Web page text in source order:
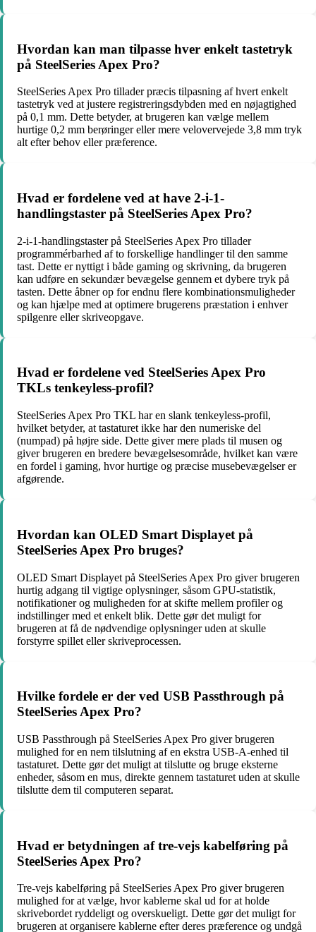
Hvordan kan man tilpasse hver enkelt tastetryk
på SteelSeries Apex Pro?
SteelSeries Apex Pro tillader præcis tilpasning af hvert enkelt
tastetryk ved at justere registreringsdybden med en nøjagtighed
på 0,1 mm. Dette betyder, at brugeren kan vælge mellem
hurtige 0,2 mm berøringer eller mere velovervejede 3,8 mm tryk
alt efter behov eller præference.
Hvad er fordelene ved at have 2-i-1-
handlingstaster på SteelSeries Apex Pro?
2-i-1-handlingstaster på SteelSeries Apex Pro tillader
programmérbarhed af to forskellige handlinger til den samme
tast. Dette er nyttigt i både gaming og skrivning, da brugeren
kan udføre en sekundær bevægelse gennem et dybere tryk på
tasten. Dette åbner op for endnu flere kombinationsmuligheder
og kan hjælpe med at optimere brugerens præstation i enhver
spilgenre eller skriveopgave.
Hvad er fordelene ved SteelSeries Apex Pro
TKLs tenkeyless-profil?
SteelSeries Apex Pro TKL har en slank tenkeyless-profil,
hvilket betyder, at tastaturet ikke har den numeriske del
(numpad) på højre side. Dette giver mere plads til musen og
giver brugeren en bredere bevægelsesområde, hvilket kan være
en fordel i gaming, hvor hurtige og præcise musebevægelser er
afgørende.
Hvordan kan OLED Smart Displayet på
SteelSeries Apex Pro bruges?
OLED Smart Displayet på SteelSeries Apex Pro giver brugeren
hurtig adgang til vigtige oplysninger, såsom GPU-statistik,
notifikationer og muligheden for at skifte mellem profiler og
indstillinger med et enkelt blik. Dette gør det muligt for
brugeren at få de nødvendige oplysninger uden at skulle
forstyrre spillet eller skriveprocessen.
Hvilke fordele er der ved USB Passthrough på
SteelSeries Apex Pro?
USB Passthrough på SteelSeries Apex Pro giver brugeren
mulighed for en nem tilslutning af en ekstra USB-A-enhed til
tastaturet. Dette gør det muligt at tilslutte og bruge eksterne
enheder, såsom en mus, direkte gennem tastaturet uden at skulle
tilslutte dem til computeren separat.
Hvad er betydningen af ​​tre-vejs kabelføring på
SteelSeries Apex Pro?
Tre-vejs kabelføring på SteelSeries Apex Pro giver brugeren
mulighed for at vælge, hvor kablerne skal ud for at holde
skrivebordet ryddeligt og overskueligt. Dette gør det muligt for
brugeren at organisere kablerne efter deres præference og undgå